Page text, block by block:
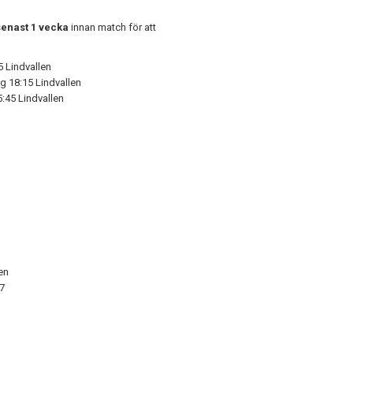
1 vecka innan match för att
Lindvallen
18:15 Lindvallen
Lindvallen